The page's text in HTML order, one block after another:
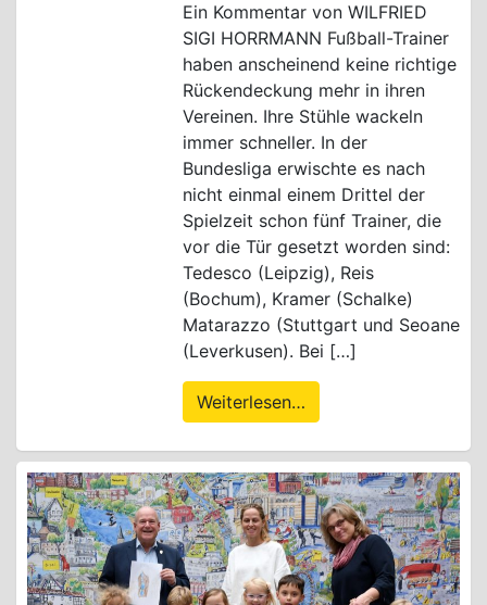
Ein Kommentar von WILFRIED
SIGI HORRMANN Fußball-Trainer
haben anscheinend keine richtige
Rückendeckung mehr in ihren
Vereinen. Ihre Stühle wackeln
immer schneller. In der
Bundesliga erwischte es nach
nicht einmal einem Drittel der
Spielzeit schon fünf Trainer, die
vor die Tür gesetzt worden sind:
Tedesco (Leipzig), Reis
(Bochum), Kramer (Schalke)
Matarazzo (Stuttgart und Seoane
(Leverkusen). Bei […]
Weiterlesen…